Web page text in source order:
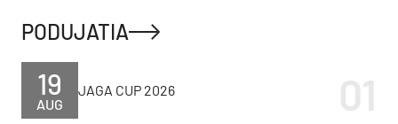
PODUJATIA
AUG
19 JAGA CUP 2026